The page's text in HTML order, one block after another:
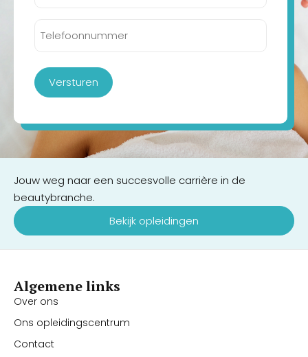
Versturen
Jouw weg naar een succesvolle carrière in de
beautybranche.
Bekijk opleidingen
Algemene links
Over ons
Ons opleidingscentrum
Contact